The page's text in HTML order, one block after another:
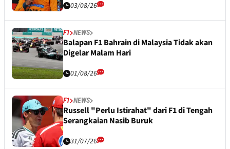
03/08/26
F1 NEWS
Balapan F1 Bahrain di Malaysia Tidak akan
Digelar Malam Hari
01/08/26
F1 NEWS
Russell "Perlu Istirahat" dari F1 di Tengah
Serangkaian Nasib Buruk
31/07/26